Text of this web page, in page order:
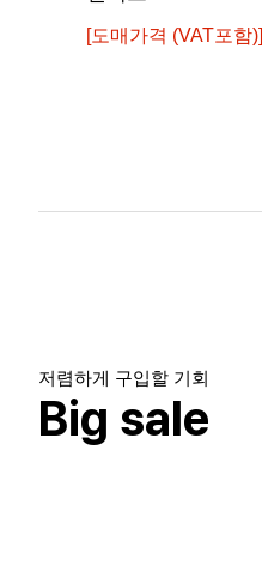
[도매가격 (VAT포함)]
저렴하게 구입할 기회
Big sale